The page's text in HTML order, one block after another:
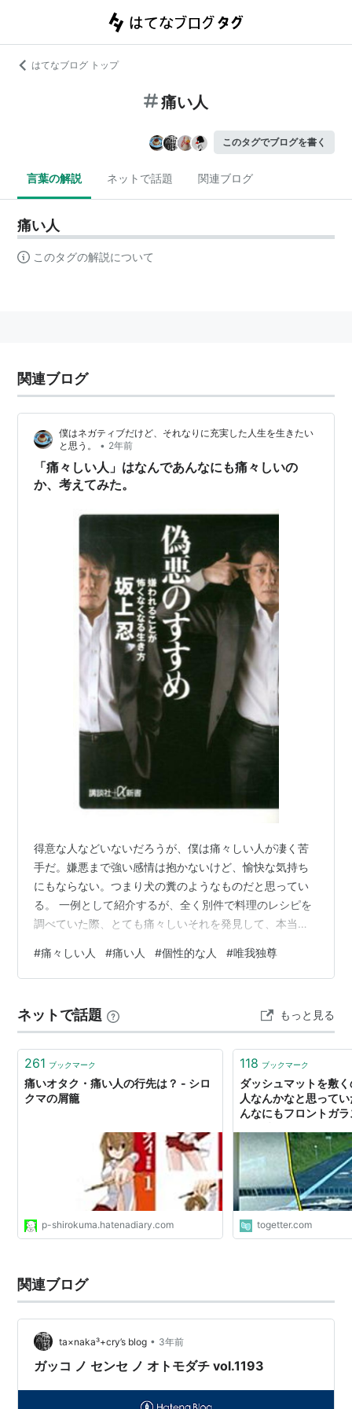
はてなブログ トップ
痛い人
このタグでブログを書く
言葉の解説 ネットで話題 関連ブログ
痛い人
このタグの解説について
関連ブログ
僕はネガティブだけど、それなりに充実した人生を生きたい
と思う。
• 2年前
「痛々しい人」はなんであんなにも痛々しいの
か、考えてみた。
得意な人などいないだろうが、僕は痛々しい人が凄く苦
手だ。嫌悪まで強い感情は抱かないけど、愉快な気持ち
にもならない。つまり犬の糞のようなものだと思ってい
る。 一例として紹介するが、全く別件で料理のレシピを
調べていた際、とても痛々しいそれを発見して、本当に
cookpad.com 正直、不快な感情が込み上げているという
点では、誰かから悪口を言われた際と似たような状況で
にある。 そして痛々しいという感情は、自分の中で意外
と観察が進んでいないことに、今更ながら気が付いた。
正体が判らないまま、ただとても嫌なもの…
#痛々しい人 #痛い人 #個性的な人 #唯我独尊
ネットで話題 もっと見る
261 ブックマーク
痛いオタク・痛い人の行先は？ - シロ
クマの屑籠
p-shirokuma.hatenadiary.com
118 ブックマーク
ダッシュマットを敷
人なんかなと思って
んなにもフロントガ
→「ファッションじゃ
った...」
togetter.com
関連ブログ
ta×naka³+cry’s blog • 3年前
ガッコ ノ センセ ノ オトモダチ vol.1193